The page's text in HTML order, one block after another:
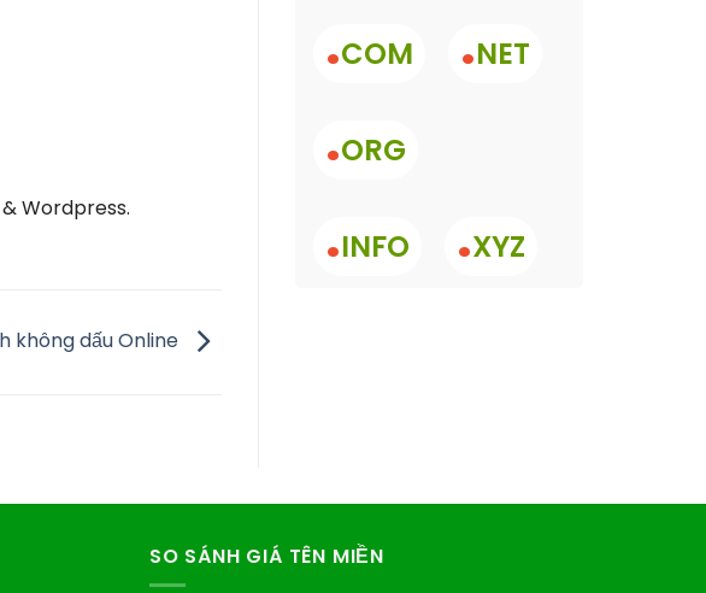
Wordpress.
không dấu Online
.COM .NET
.ORG
.INFO .XYZ
SO SÁNH GIÁ TÊN MIỀN